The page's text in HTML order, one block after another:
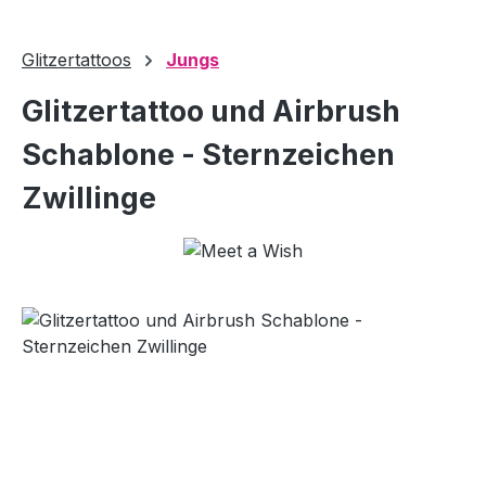
Glitzertattoos Jungs
Glitzertattoo und Airbrush
Schablone - Sternzeichen
Zwillinge
Bildergalerie überspringen